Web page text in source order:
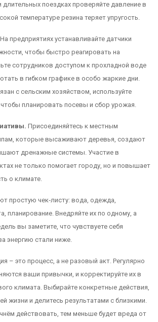
поездках проверяйте давление в
температуре резина теряет упругость.
На предприятиях устанавливайте датчики
чтобы быстро реагировать на
сотрудников доступом к прохладной воде
в гибком графике в особо жаркие дни.
с сельским хозяйством, используйте
планировать посевы и сбор урожая.
Присоединяйтесь к местным
которые высаживают деревья, создают
дренажные системы. Участие в
не только помогает городу, но и повышает
о климате.
простую чек‑листу: вода, одежда,
планирование. Внедряйте их по одному, а
вы заметите, что чувствуете себя
энергию стали ниже.
– это процесс, а не разовый акт. Регулярно
ваши привычки, и корректируйте их в
климата. Выбирайте конкретные действия,
жизни и делитесь результатами с близкими.
действовать, тем меньше будет вреда от